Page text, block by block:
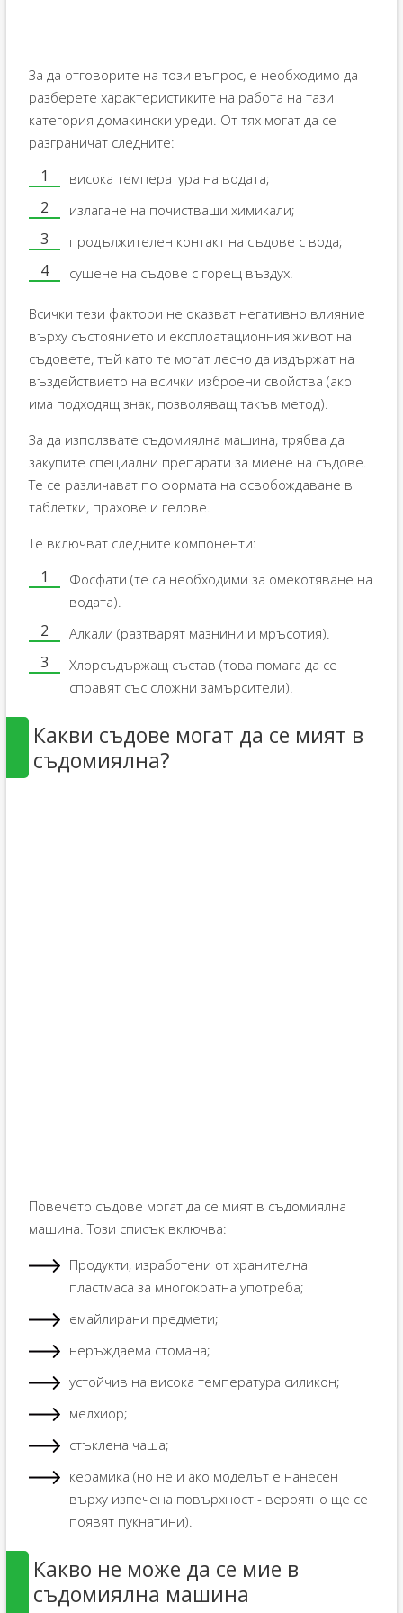
За да отговорите на този въпрос, е необходимо да
разберете характеристиките на работа на тази
категория домакински уреди. От тях могат да се
разграничат следните:
висока температура на водата;
излагане на почистващи химикали;
продължителен контакт на съдове с вода;
сушене на съдове с горещ въздух.
Всички тези фактори не оказват негативно влияние
върху състоянието и експлоатационния живот на
съдовете, тъй като те могат лесно да издържат на
въздействието на всички изброени свойства (ако
има подходящ знак, позволяващ такъв метод).
За да използвате съдомиялна машина, трябва да
закупите специални препарати за миене на съдове.
Те се различават по формата на освобождаване в
таблетки, прахове и гелове.
Те включват следните компоненти:
Фосфати (те са необходими за омекотяване на
водата).
Алкали (разтварят мазнини и мръсотия).
Хлорсъдържащ състав (това помага да се
справят със сложни замърсители).
Какви съдове могат да се мият в
съдомиялна?
Повечето съдове могат да се мият в съдомиялна
машина. Този списък включва:
Продукти, изработени от хранителна
пластмаса за многократна употреба;
емайлирани предмети;
неръждаема стомана;
устойчив на висока температура силикон;
мелхиор;
стъклена чаша;
керамика (но не и ако моделът е нанесен
върху изпечена повърхност - вероятно ще се
появят пукнатини).
Какво не може да се мие в
съдомиялна машина